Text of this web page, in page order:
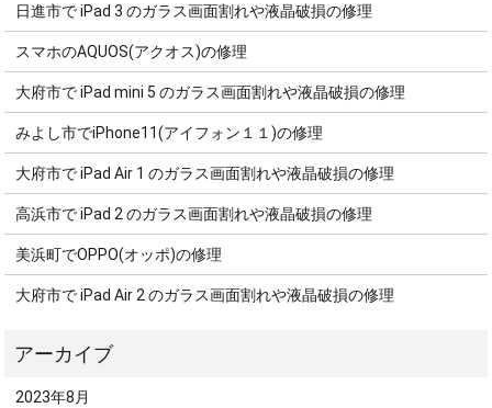
日進市で iPad 3 のガラス画面割れや液晶破損の修理
スマホのAQUOS(アクオス)の修理
大府市で iPad mini 5 のガラス画面割れや液晶破損の修理
みよし市でiPhone11(アイフォン１１)の修理
大府市で iPad Air 1 のガラス画面割れや液晶破損の修理
高浜市で iPad 2 のガラス画面割れや液晶破損の修理
美浜町でOPPO(オッポ)の修理
大府市で iPad Air 2 のガラス画面割れや液晶破損の修理
2023年8月